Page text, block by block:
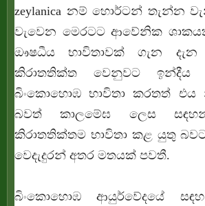
zeylanica නම් හොර්ටන් තැන්න
වැවෙන මෙරටට ආවේනික
ඖෂධීය භාවිතාවක් ගැන
කිරාතතික්ත වෙනුවට ඉන්දීය
බිංකොහොඹ භාවිතා කරතත් එය
බවත් කාලමේඝ ලෙස
කිරාතතික්තම භාවිතා කළ යුතු
වෙදැදුරන් අතර මතයක් පවතී.
බිංකොහොඹ ආයුර්වේදයේ